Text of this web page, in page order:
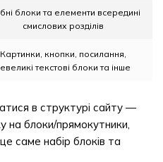
блоки та елементи всередині
смислових розділів
Картинки, кнопки, посилання,
текстові блоки та інше
в структурі сайту —
на блоки/прямокутники,
саме набір блоків та